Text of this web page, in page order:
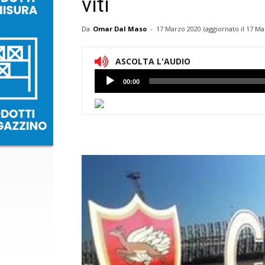
viti
Da Omar Dal Maso - 17 Marzo 2020 (aggiornato il 17
ASCOLTA L'AUDIO
Lettore
Audio
00:00